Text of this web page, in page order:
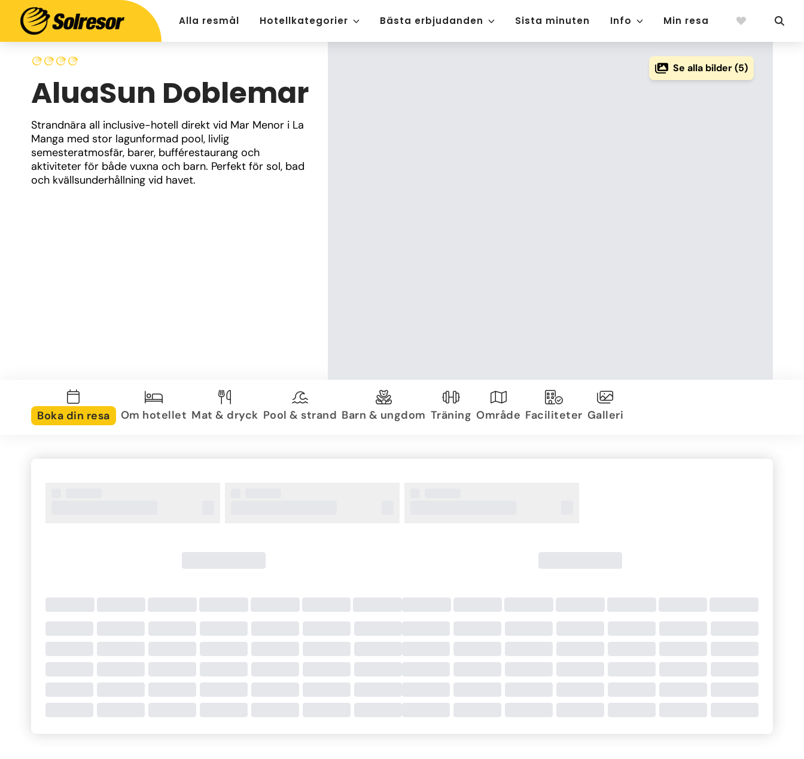
Alla resmål Hotellkategorier Bästa erbjudanden Sista minuten Info Min resa
AluaSun Doblemar
Strandnära all inclusive-hotell direkt vid Mar Menor i La
Manga med stor lagunformad pool, livlig
semesteratmosfär, barer, bufférestaurang och
aktiviteter för både vuxna och barn. Perfekt för sol, bad
och kvällsunderhållning vid havet.
Se alla bilder (5)
Boka din resa Om hotellet Mat & dryck Pool & strand Barn & ungdom Träning Område Faciliteter Galleri